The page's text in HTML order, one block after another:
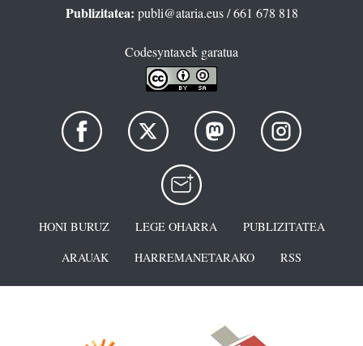
Publizitatea: publi@ataria.eus/ 661 678 818
Codesyntaxek garatua
HONI BURUZ LEGE OHARRA
PUBLIZITATEA
ARAUAK
HARREMANETARAKO RSS